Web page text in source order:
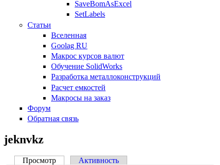
SaveBomAsExcel
SetLabels
Статьи
Вселенная
Goolag RU
Макрос курсов валют
Обучение SolidWorks
Разработка металлоконструкций
Расчет емкостей
Макросы на заказ
Форум
Обратная связь
jeknvkz
Просмотр (активная вкладка)
Активность